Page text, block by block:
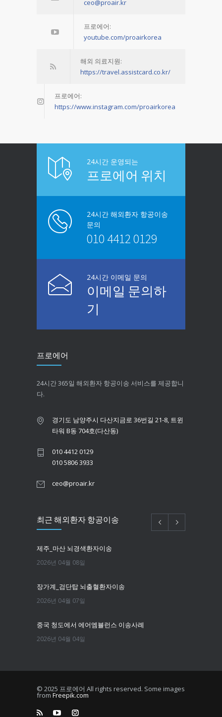
ceo@proair.kr
프로에어:
youtube.com/proairkorea
해외 의료지원:
https://travel.assistcard.co.kr/
프로에어:
https://www.instagram.com/proairkorea
24시간 운영되는
프로에어 위치
24시간 해외환자 항공이송
문의
010 4412 0129
24시간 이메일 문의
이메일 문의하
기
프로에어
24시간 365일 해외환자 항공이송 서비스를 제공합니
다.
경기도 남양주시 다산지금로 36번길 21-8, 트윈
타워 B동 704호(다산동)
010 4412 0129
010 5806 3933
ceo@proair.kr
최근 해외환자 항공이송
제주_마산 뇌경색환자이송
2026년 04월 08일
장가계_검단탑 뇌출혈환자이송
2026년 04월 07일
중국 청도에서 에어엠뷸런스 이송사례
2026년 04월 04일
한국에서 뉴욕까지 치매환자 이송
© 2025 프로에어 All rights reserved. Some images
from Freepik.com